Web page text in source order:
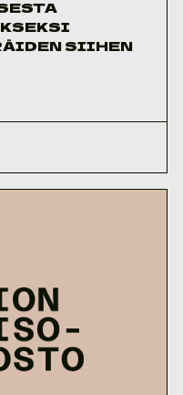
SIIHEN